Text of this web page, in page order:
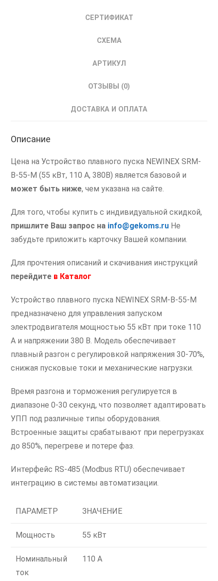
СЕРТИФИКАТ
СХЕМА
АРТИКУЛ
ОТЗЫВЫ (0)
ДОСТАВКА И ОПЛАТА
Описание
Цена на Устройство плавного пуска NEWINEX SRM-
B-55-M (55 кВт, 110 А, 380В) является базовой и
может быть ниже, чем указана на сайте.
Для того, чтобы купить с индивидуальной скидкой,
пришлите Ваш запрос на info@gekoms.ru Не
забудьте приложить карточку Вашей компании.
Для прочтения описаний и скачивания инструкций
перейдите в Каталог
Устройство плавного пуска NEWINEX SRM-B-55-M
предназначено для управления запуском
электродвигателя мощностью 55 кВт при токе 110
А и напряжении 380 В. Модель обеспечивает
плавный разгон с регулировкой напряжения 30-70%,
снижая пусковые токи и механические нагрузки.
Время разгона и торможения регулируется в
диапазоне 0-30 секунд, что позволяет адаптировать
УПП под различные типы оборудования.
Встроенные защиты срабатывают при перегрузках
до 850%, перегреве и потере фаз.
Интерфейс RS-485 (Modbus RTU) обеспечивает
интеграцию в системы автоматизации.
ПАРАМЕТР ЗНАЧЕНИЕ
Мощность 55 кВт
Номинальный
ток
110 А